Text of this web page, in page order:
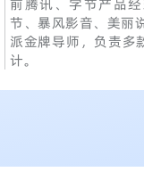
前腾讯、字节产品
节、暴风影音、美丽
派金牌导师，负责多
计。